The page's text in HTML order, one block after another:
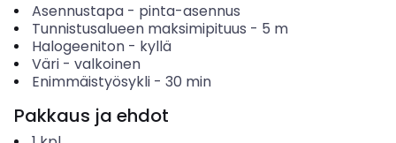
Asennustapa- pinta-asennus
Tunnistusalueen maksimipituus - 5 m
Halogeeniton- kyllä
Väri- valkoinen
Enimmäistyösykli- 30 min
Pakkaus ja ehdot